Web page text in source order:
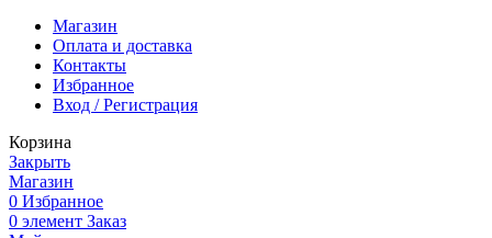
Магазин
Оплата и доставка
Контакты
Избранное
Вход / Регистрация
Корзина
Закрыть
Магазин
0 Избранное
0 элемент Заказ